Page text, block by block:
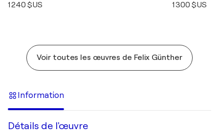
1 240 $US 1 300 $US
Voir toutes les œuvres de Felix Günther
Information
Détails de l'œuvre